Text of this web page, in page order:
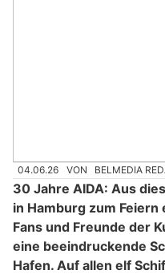
04.06.26 VON BELMEDIA
30 Jahre AIDA: Aus
in Hamburg zum Feiern
Fans und Freunde der
eine beeindruckende
Hafen. Auf allen elf